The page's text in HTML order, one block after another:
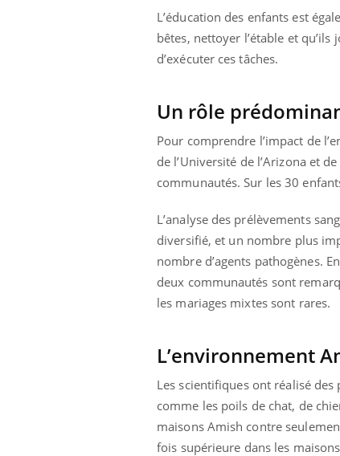
L’éducation des enfants est
bêtes, nettoyer l’étable et
d’exécuter ces tâches.
Un rôle
Pour comprendre l’impact de
de l’Université de l’Arizona et
communautés. Sur les 30
L’analyse des prélèvements
diversifié, et un nombre plus
nombre d’agents pathogènes.
deux communautés sont
les mariages mixtes sont rares.
L’environnement
Les scientifiques ont réalisé
comme les poils de chat, de
maisons Amish contre
fois supérieure dans les
L'été arrive… et avec lui, un tout nouveau
rythme de vie ! Vacances, plage, piscine,
soleil, activités en plein air… Nos mains